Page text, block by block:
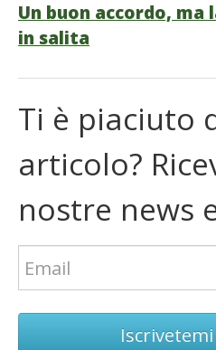
Un buon accordo, ma
in salita
Ti è piaciuto
articolo?
nostre news
Iscrivetemi